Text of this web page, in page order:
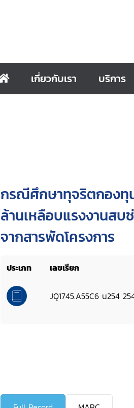
เกี่ยวกับเรา บริการ
กรณีศึกษาทุจริตกองทุ
ล้านเหลือบแรงงานสบ
จากสารพัดโครงการ
ประเภท เลขเรียก
JQ1745.A55C6 น254